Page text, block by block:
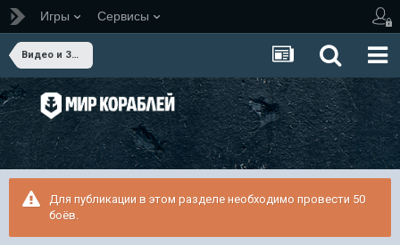
Игры Сервисы
Видео и Звук
Для публикации в этом разделе необходимо провести 50
боёв.